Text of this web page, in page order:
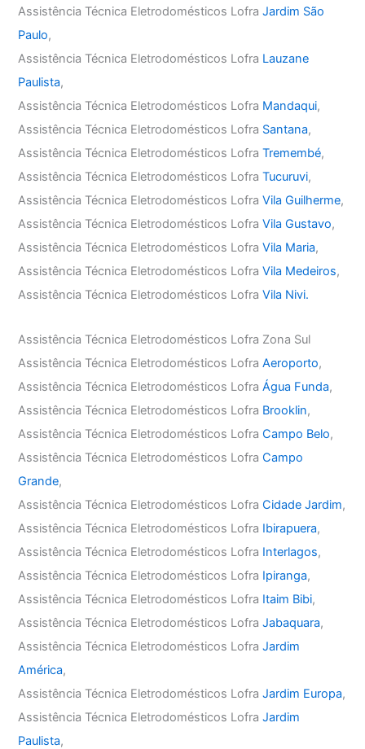
Assistência Técnica Eletrodomésticos LofraJardim São
Paulo,
Assistência Técnica Eletrodomésticos Lofra Lauzane
Paulista,
Assistência Técnica Eletrodomésticos Lofra Mandaqui,
Assistência Técnica Eletrodomésticos Lofra Santana,
Assistência Técnica Eletrodomésticos LofraTremembé,
Assistência Técnica Eletrodomésticos LofraTucuruvi,
Assistência Técnica Eletrodomésticos LofraVila Guilherme,
Assistência Técnica Eletrodomésticos LofraVila Gustavo,
Assistência Técnica Eletrodomésticos LofraVila Maria,
Assistência Técnica Eletrodomésticos LofraVila Medeiros,
Assistência Técnica Eletrodomésticos LofraVila Nivi.
Assistência Técnica Eletrodomésticos Lofra Zona Sul
Assistência Técnica Eletrodomésticos LofraAeroporto,
Assistência Técnica Eletrodomésticos LofraÁgua Funda,
Assistência Técnica Eletrodomésticos Lofra Brooklin,
Assistência Técnica Eletrodomésticos LofraCampo Belo,
Assistência Técnica Eletrodomésticos LofraCampo
Grande,
Assistência Técnica Eletrodomésticos LofraCidade Jardim,
Assistência Técnica Eletrodomésticos Lofra Ibirapuera,
Assistência Técnica Eletrodomésticos Lofra Interlagos,
Assistência Técnica Eletrodomésticos Lofra Ipiranga,
Assistência Técnica Eletrodomésticos Lofra Itaim Bibi,
Assistência Técnica Eletrodomésticos LofraJabaquara,
Assistência Técnica Eletrodomésticos LofraJardim
América,
Assistência Técnica Eletrodomésticos LofraJardim Europa,
Assistência Técnica Eletrodomésticos LofraJardim
Paulista,